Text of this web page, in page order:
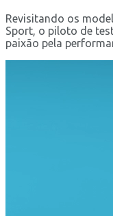
Revisitando os
Sport, o piloto de
paixão pela